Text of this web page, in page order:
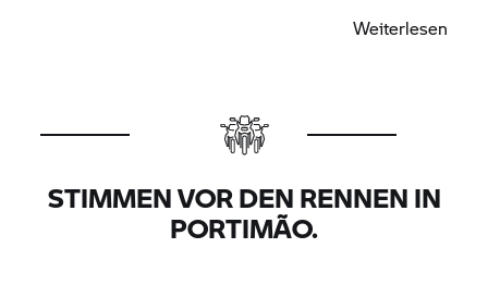
üblichen Zeitplan ab. Die Superpole-Qualifikation
am Samstag und das Superpole Race am Sonntag
die beiden Hauptrennen finden am frühen Abend
(18.00 Uhr Ortszeit) statt.
Weiterlesen
STIMMEN VOR DEN RENNEN IN
PORTIMÃO.